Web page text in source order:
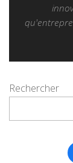
Rechercher